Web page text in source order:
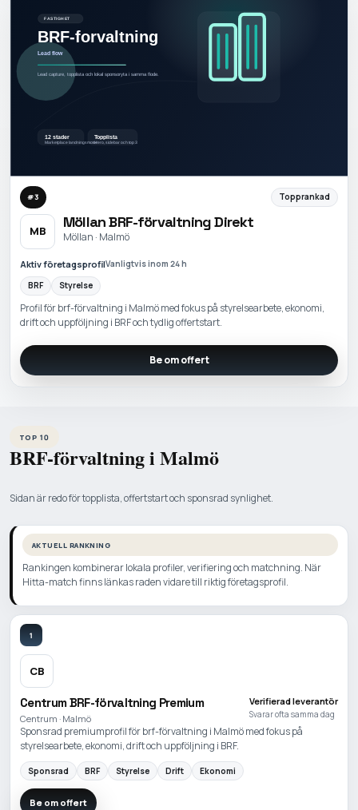
#3 Topprankad
MB
Möllan BRF-förvaltning Direkt
Möllan · Malmö
Aktiv företagsprofilVanligtvis inom 24 h
BRF
Styrelse
Profil för brf-förvaltning i Malmö med fokus på styrelsearbete, ekonomi,
drift och uppföljning i BRF och tydlig offertstart.
Be om offert
TOP 10
BRF-förvaltning i Malmö
Sidan är redo för topplista, offertstart och sponsrad synlighet.
AKTUELL RANKNING
Rankingen kombinerar lokala profiler, verifiering och matchning. När
Hitta-match finns länkas raden vidare till riktig företagsprofil.
1
CB
Centrum BRF-förvaltning Premium
Centrum · Malmö
Verifierad leverantör
Svarar ofta samma dag
Sponsrad premiumprofil för brf-förvaltning i Malmö med fokus på
styrelsearbete, ekonomi, drift och uppföljning i BRF.
Sponsrad BRF Styrelse Drift Ekonomi
Be om offert